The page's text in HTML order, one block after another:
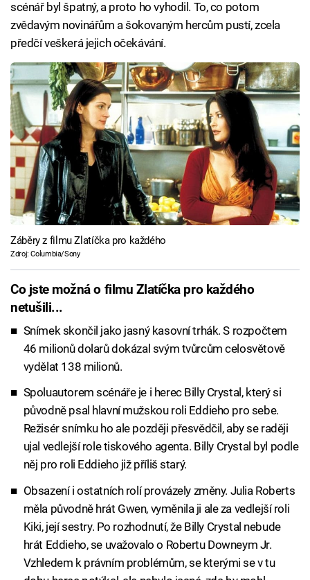
scénář byl špatný, a proto ho vyhodil. To, co potom
zvědavým novinářům a šokovaným hercům pustí, zcela
předčí veškerá jejich očekávání.
Záběry z filmu Zlatíčka pro každého
Zdroj: Columbia/Sony
Co jste možná o filmu Zlatíčka pro každého
netušili...
Snímek skončil jako jasný kasovní trhák. S rozpočtem
46 milionů dolarů dokázal svým tvůrcům celosvětově
vydělat 138 milionů.
Spoluautorem scénáře je i herec Billy Crystal, který si
původně psal hlavní mužskou roli Eddieho pro sebe.
Režisér snímku ho ale později přesvědčil, aby se raději
ujal vedlejší role tiskového agenta. Billy Crystal byl podle
něj pro roli Eddieho již příliš starý.
Obsazení i ostatních rolí provázely změny. Julia Roberts
měla původně hrát Gwen, vyměnila ji ale za vedlejší roli
Kiki, její sestry. Po rozhodnutí, že Billy Crystal nebude
hrát Eddieho, se uvažovalo o Robertu Downeym Jr.
Vzhledem k právním problémům, se kterými se v tu